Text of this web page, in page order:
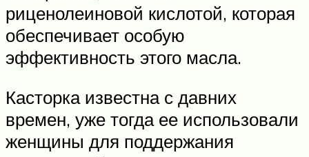
риценолеиновой кислотой, которая
обеспечивает особую
эффективность этого масла.
Касторка известна с давних
времен, уже тогда ее использовали
женщины для поддержания